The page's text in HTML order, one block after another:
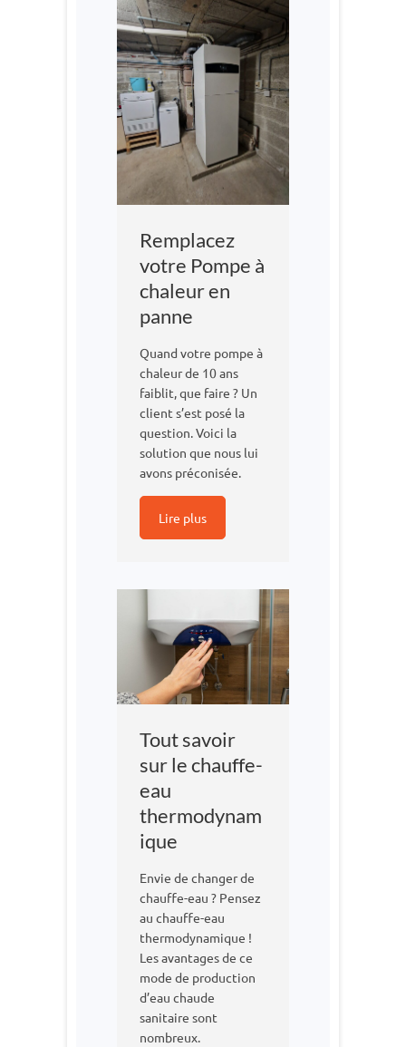
Remplacez
votre Pompe à
chaleur en
panne
Quand votre pompe à
chaleur de 10 ans
faiblit, que faire ? Un
client s’est posé la
question. Voici la
solution que nous lui
avons préconisée.
Lire plus
Tout savoir
sur le chauffe-
eau
thermodynam
ique
Envie de changer de
chauffe-eau ? Pensez
au chauffe-eau
thermodynamique !
Les avantages de ce
mode de production
d’eau chaude
sanitaire sont
nombreux.